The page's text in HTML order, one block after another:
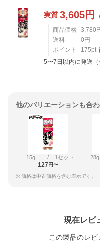
実質 3,605円
商品価格 3,780
送料
0 円
ポイント
175pt
5〜7日以内に発送（
他のバリエーションも合
15g / 1セット
127円〜
28g
※ 価格は中古価格を含む表示です。
現在レビ
この製品のレ